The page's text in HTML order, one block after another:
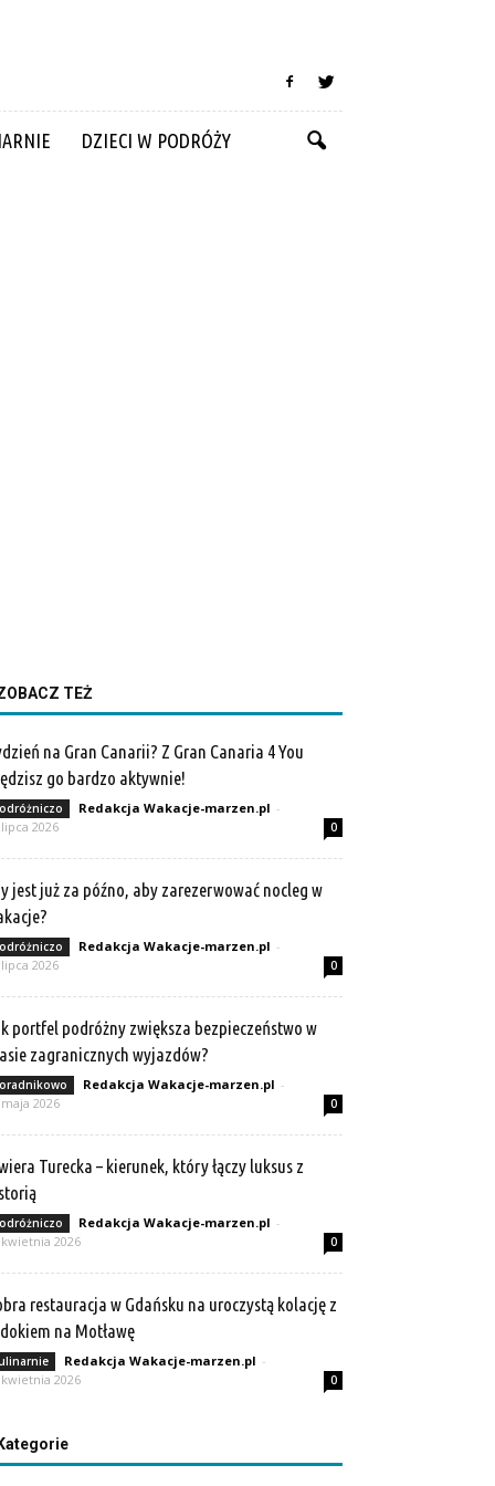
DZIECI W PODRÓŻY
TEŻ
na Gran Canarii? Z Gran Canaria 4 You
go bardzo aktywnie!
Redakcja Wakacje-marzen.pl -
2026
0
jest już za późno, aby zarezerwować nocleg w
Redakcja Wakacje-marzen.pl -
lipca 2026
0
portfel podróżny zwiększa bezpieczeństwo w
zagranicznych wyjazdów?
Redakcja Wakacje-marzen.pl -
2026
0
Turecka – kierunek, który łączy luksus z
Redakcja Wakacje-marzen.pl -
2026
0
restauracja w Gdańsku na uroczystą kolację z
na Motławę
Redakcja Wakacje-marzen.pl -
2026
0
Kategorie